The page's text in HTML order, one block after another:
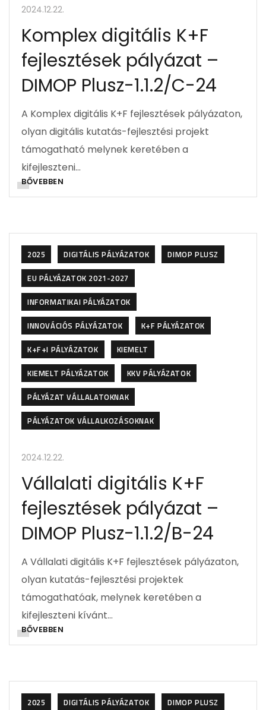
2024.12.22.
Komplex digitális K+F
fejlesztések pályázat –
DIMOP Plusz-1.1.2/C-24
A Komplex digitális K+F fejlesztések pályázaton,
olyan digitális kutatás-fejlesztési projekt
támogatható melynek keretében a
kifejleszteni…
BŐVEBBEN
2025 DIGITÁLIS PÁLYÁZATOK
DIMOP PLUSZ
EU PÁLYÁZATOK 2021-2027
INFORMATIKAI PÁLYÁZATOK
INNOVÁCIÓS PÁLYÁZATOK
K+F PÁLYÁZATOK
K+F+I PÁLYÁZATOK
KIEMELT
KIEMELT PÁLYÁZATOK
KKV PÁLYÁZATOK
PÁLYÁZAT VÁLLALATOKNAK
PÁLYÁZATOK VÁLLALKOZÁSOKNAK
2024.12.22.
Vállalati digitális K+F
fejlesztések pályázat –
DIMOP Plusz-1.1.2/B-24
A Vállalati digitális K+F fejlesztések pályázaton,
olyan kutatás-fejlesztési projektek
támogathatóak, melynek keretében a
kifejleszteni kívánt…
BŐVEBBEN
2025 DIGITÁLIS PÁLYÁZATOK
DIMOP PLUSZ